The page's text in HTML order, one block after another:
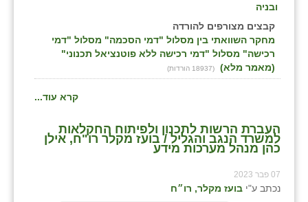
ובניה
קבצים מצורפים להורדה
מחקר השוואתי בין מסלול "דמי הסכמה" מסלול "דמי
רכישה" מסלול "דמי רכישה ללא פוטנציאל תכנוני"
(מאמר מלא)
(18937 הורדות)
קרא עוד...
העברת הרשות לתכנון ולפיתוח החקלאות
למשרד הנגב והגליל / בועז מקלר רו"ח, אילן
כהן מנהל מערכות מידע
07 פבר 2023
נכתב ע"י בועז מקלר, רו״ח